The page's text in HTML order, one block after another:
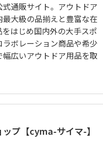
式通販サイト。アウトドア
大級の品揃えと豊富な在
はじめ国内外の大手スポ
ボレーション商品や希少
広いアウトドア用品を取
プ【cyma-サイマ-】